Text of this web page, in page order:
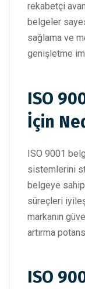
rekabetçi
belgeler
sağlama ve
genişletme
ISO
İçin
ISO 9001
sistemlerini
belgeye sahip
süreçleri
markanın
artırma
ISO